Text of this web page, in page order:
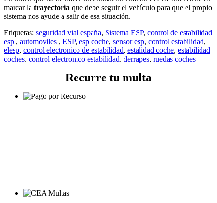
marcar la trayectoria que debe seguir el vehículo para que el propio
sistema nos ayude a salir de esa situación.
Etiquetas: seguridad vial españa, Sistema ESP, control de estabilidad
esp , automoviles , ESP, esp coche, sensor esp, control estabilidad,
elesp, control electronico de estabilidad, estalidad coche, estabilidad
coches, control electronico estabilidad, derrapes, ruedas coches
Recurre tu multa